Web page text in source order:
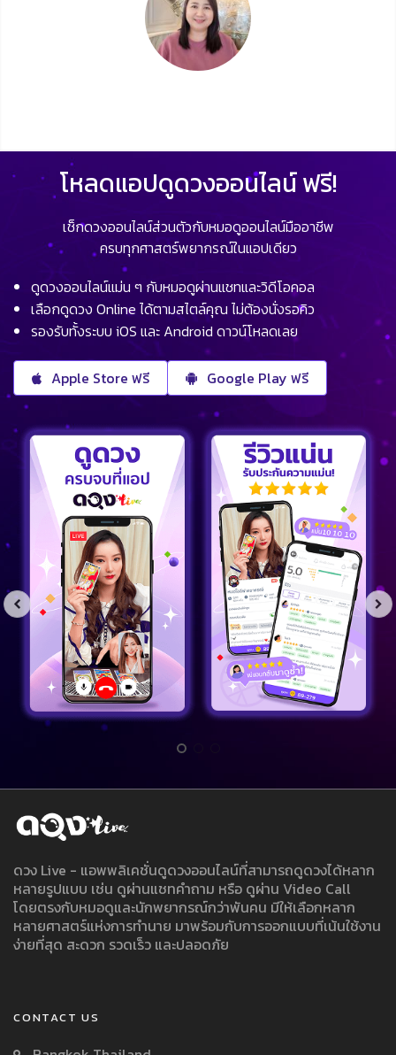
โหลดแอปดูดวงออนไลน์ ฟรี!
เช็กดวงออนไลน์ส่วนตัวกับหมอดูออนไลน์มืออาชีพ
ครบทุกศาสตร์พยากรณ์ในแอปเดียว
ดูดวงออนไลน์แม่น ๆ กับหมอดูผ่านแชทและวิดีโอคอล
เลือกดูดวง Online ได้ตามสไตล์คุณ ไม่ต้องนั่งรอคิว
รองรับทั้งระบบ iOS และ Android ดาวน์โหลดเลย
Apple Store ฟรี Google Play ฟรี
ดวง Live - แอพพลิเคชั่นดูดวงออนไลน์ที่สามารถดูดวงได้หลาก
หลายรูปแบบ เช่น ดูผ่านแชทคำถาม หรือ ดูผ่าน Video Call
โดยตรงกับหมอดูและนักพยากรณ์กว่าพันคน มีให้เลือกหลาก
หลายศาสตร์แห่งการทำนาย มาพร้อมกับการออกแบบที่เน้นใช้งาน
ง่ายที่สุด สะดวก รวดเร็ว และปลอดภัย
CONTACT US